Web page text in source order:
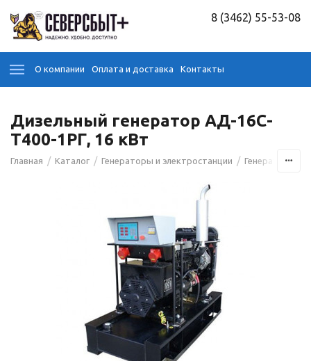
8 (3462) 55-53-08
О компании Оплата и доставка Контакты
Дизельный генератор АД-16С-
Т400-1РГ, 16 кВт
Главная / Каталог / Генераторы и электростанции / Генераторы